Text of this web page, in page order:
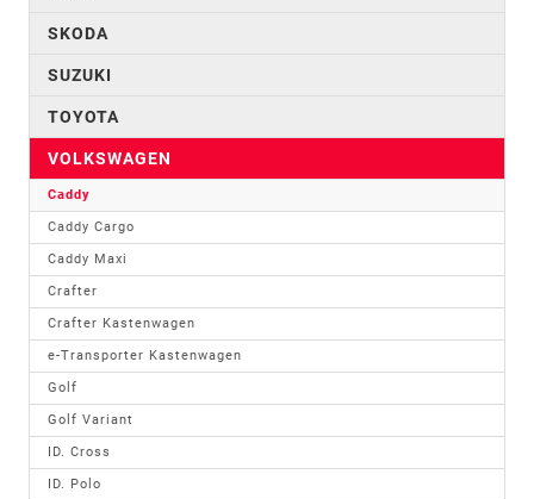
SKODA
SUZUKI
TOYOTA
VOLKSWAGEN
Caddy
Caddy Cargo
Caddy Maxi
Crafter
Crafter Kastenwagen
e-Transporter Kastenwagen
Golf
Golf Variant
ID. Cross
ID. Polo